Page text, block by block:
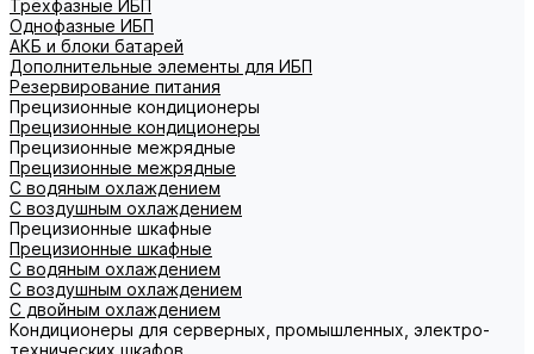
Трёхфазные ИБП
Однофазные ИБП
АКБ и блоки батарей
Дополнительные элементы для ИБП
Резервирование питания
Прецизионные кондиционеры
Прецизионные кондиционеры
Прецизионные межрядные
Прецизионные межрядные
С водяным охлаждением
С воздушным охлаждением
Прецизионные шкафные
Прецизионные шкафные
С водяным охлаждением
С воздушным охлаждением
С двойным охлаждением
Кондиционеры для серверных, промышленных, электро-
технических шкафов